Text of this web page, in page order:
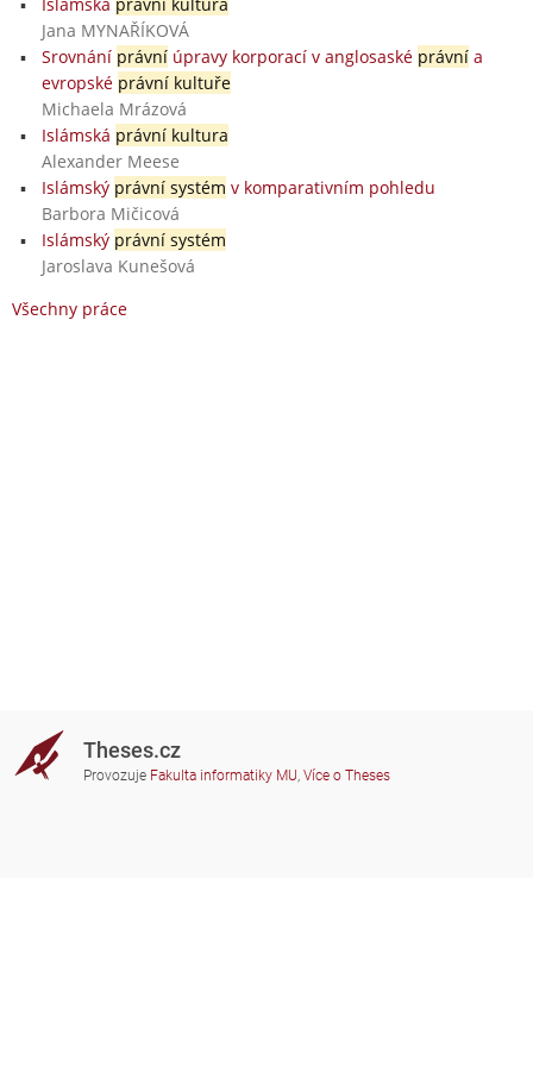
Jana MYNAŘÍKOVÁ
Srovnání právníúpravy korporací v anglosaské právnía
evropské právní kultuře
Michaela Mrázová
Islámská právní kultura
Alexander Meese
Islámský právní systém v komparativním pohledu
Barbora Mičicová
Islámský právní systém
Jaroslava Kunešová
Všechny práce
Theses.cz
Provozuje Fakulta informatiky MU, Více o Theses